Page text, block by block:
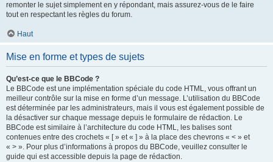
remonter le sujet simplement en y répondant, mais assurez-vous de le faire
tout en respectant les règles du forum.
Haut
Mise en forme et types de sujets
Qu’est-ce que le BBCode ?
Le BBCode est une implémentation spéciale du code HTML, vous offrant un
meilleur contrôle sur la mise en forme d’un message. L’utilisation du BBCode
est déterminée par les administrateurs, mais il vous est également possible de
la désactiver sur chaque message depuis le formulaire de rédaction. Le
BBCode est similaire à l’architecture du code HTML, les balises sont
contenues entre des crochets « [ » et « ] » à la place des chevrons « < » et
« > ». Pour plus d’informations à propos du BBCode, veuillez consulter le
guide qui est accessible depuis la page de rédaction.